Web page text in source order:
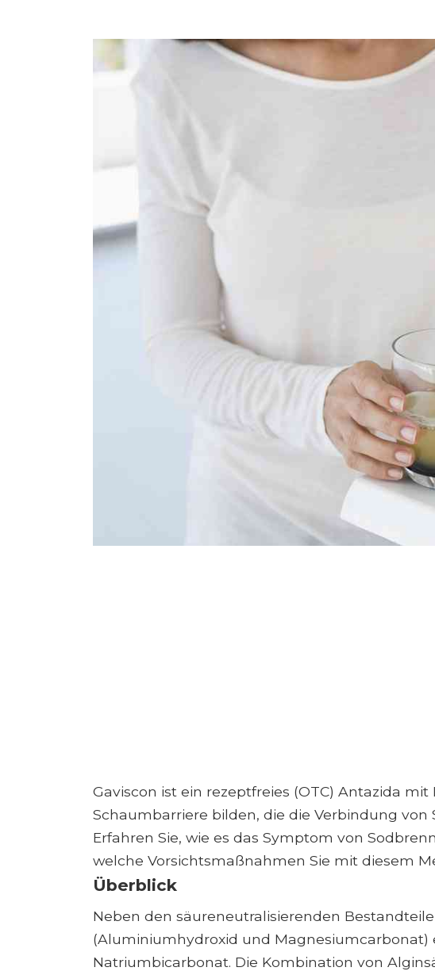
Gaviscon ist ein rezeptfreies (OTC) Antazida
Schaumbarriere bilden, die die Verbindung von
Erfahren Sie, wie es das Symptom von
welche Vorsichtsmaßnahmen Sie mit diesem
Überblick
Neben den säureneutralisierenden
(Aluminiumhydroxid und Magnesiumcarbonat)
Natriumbicarbonat. Die Kombination von